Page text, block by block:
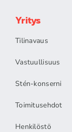
Yritys
Tilinavaus
Vastuullisuus
Stén-konserni
Toimitusehdot
Henkilöstö